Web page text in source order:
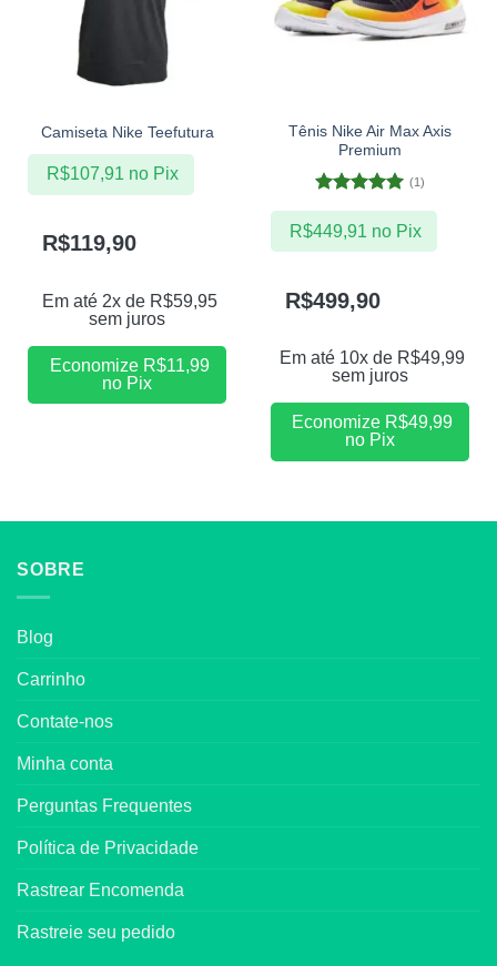
Camiseta Nike Teefutura
R$119,90
Em até 2x de R$59,95
sem juros
R$107,91 no Pix
Economize R$11,99
no Pix
Tênis Nike Air Max Axis
Premium
Avaliação5
de 5
(1)
R$499,90
Em até 10x de R$49,99
sem juros
R$449,91 no Pix
Economize R$49,99
no Pix
SOBRE
Blog
Carrinho
Contate-nos
Minha conta
Perguntas Frequentes
Política de Privacidade
Rastrear Encomenda
Rastreie seu pedido